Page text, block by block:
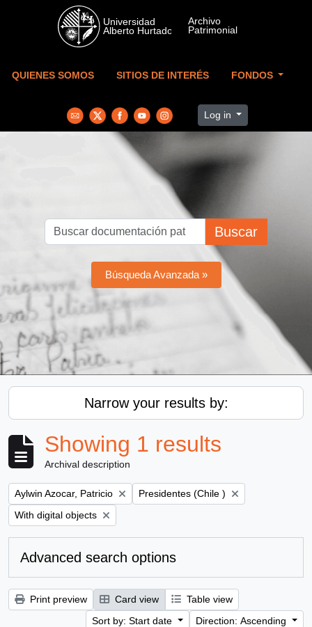
Skip to main content
QUIENES SOMOS SITIOS DE INTERÉS FONDOS
Log in
Buscar
Búsqueda Avanzada »
Narrow your results by:
Showing 1 results
Archival description
Remove filter:
Aylwin Azocar, Patricio Remove filter:
Presidentes (Chile )
Remove filter:
With digital objects
Advanced search options
Print preview Card view
Table view
Sort by: Start date
Direction: Ascending